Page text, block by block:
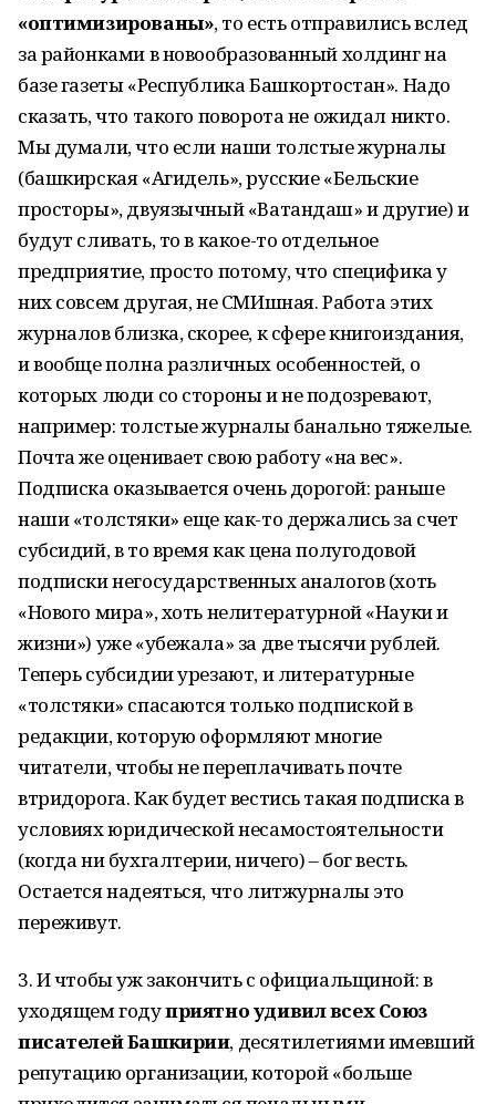
«оптимизированы», то есть отправились вслед
за районками в новообразованный холдинг на
базе газеты «Республика Башкортостан». Надо
сказать, что такого поворота не ожидал никто.
Мы думали, что если наши толстые журналы
(башкирская «Агидель», русские «Бельские
просторы», двуязычный «Ватандаш» и другие) и
будут сливать, то в какое-то отдельное
предприятие, просто потому, что специфика у
них совсем другая, не СМИшная. Работа этих
журналов близка, скорее, к сфере книгоиздания,
и вообще полна различных особенностей, о
которых люди со стороны и не подозревают,
например: толстые журналы банально тяжелые.
Почта же оценивает свою работу «на вес».
Подписка оказывается очень дорогой: раньше
наши «толстяки» еще как-то держались за счет
субсидий, в то время как цена полугодовой
подписки негосударственных аналогов (хоть
«Нового мира», хоть нелитературной «Науки и
жизни») уже «убежала» за две тысячи рублей.
Теперь субсидии урезают, и литературные
«толстяки» спасаются только подпиской в
редакции, которую оформляют многие
читатели, чтобы не переплачивать почте
втридорога. Как будет вестись такая подписка в
условиях юридической несамостоятельности
(когда ни бухгалтерии, ничего) – бог весть.
Остается надеяться, что литжурналы это
переживут.
3. И чтобы уж закончить с официальщиной: в
уходящем годуприятно удивил всех Союз
писателей Башкирии, десятилетиями имевший
репутацию организации, которой «больше